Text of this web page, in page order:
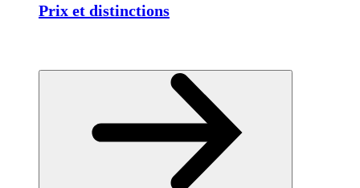
Prix et distinctions